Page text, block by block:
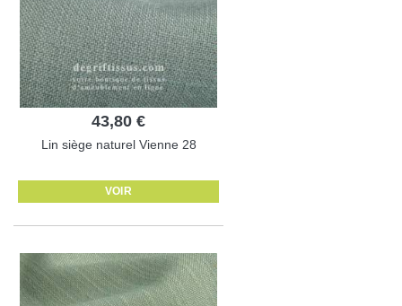
43,80 €
Lin siège naturel Vienne 28
VOIR